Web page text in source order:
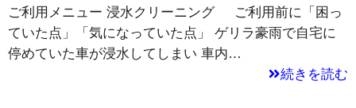
ご利用メニュー 浸水クリーニング ご利用前に「困っ
ていた点」「気になっていた点」 ゲリラ豪雨で自宅に
停めていた車が浸水してしまい 車内…
続きを読む